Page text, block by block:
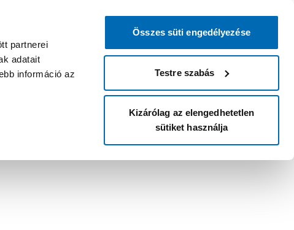
partnerei
adatait
információ az
Összes süti engedélyezése
Testre szabás
Kizárólag az elengedhetetlen
sütiket használja